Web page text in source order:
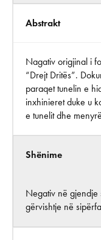
Abstrakt
Nagativ origjinal i
“Drejt Dritës”.
paraqet tunelin e
inxhinieret duke u
e tunelit dhe
Shënime
Negativ në gjendje
gërvishtje në